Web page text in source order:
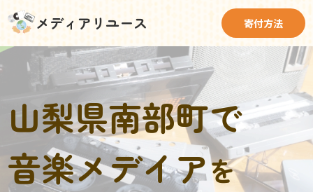
メディアリユース 寄付方法
山梨県南部町で
音楽メデイアを